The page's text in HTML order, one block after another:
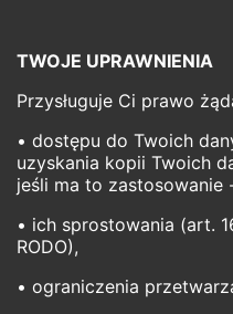
TWOJE UPRAWNIENIA
Przysługuje Ci prawo
• dostępu do Twoich
uzyskania kopii Twoich
jeśli ma to zastosowanie
• ich sprostowania (art.
RODO),
• ograniczenia